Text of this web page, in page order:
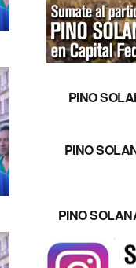
PINO
PINO
PINO